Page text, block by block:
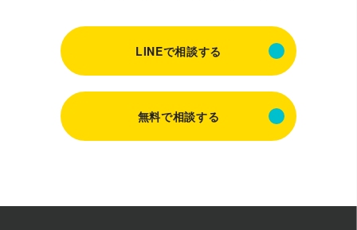
LINEで相談する
無料で相談する